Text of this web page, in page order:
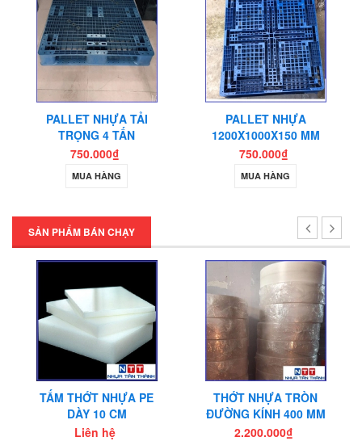
PALLET NHỰA
1200X1000X150 MM
750.000₫
MUA HÀNG
PALLET NHỰA
1103X803X150 MM
850.000₫
MUA HÀNG
SẢN PHẨM BÁN CHẠY
THỚT NHỰA TRÒN
ĐƯỜNG KÍNH 400 MM
2.200.000₫
THỚT NHỰA
LỚP
2.600.000₫